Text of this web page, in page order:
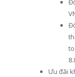
Ưu đãi